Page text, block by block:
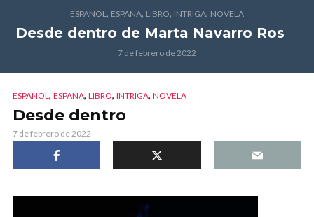
ESPAÑOL, ESPAÑA, LIBRO, INTRIGA, NOVELA
Desde dentro de Marta Navarro Ros
7 de febrero de 2022
ESPAÑOL, ESPAÑA, LIBRO, INTRIGA, NOVELA
Desde dentro
7 de febrero de 2022